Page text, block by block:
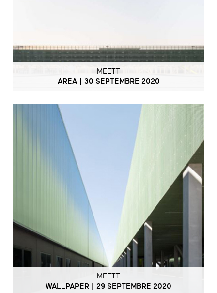
MEETT
AREA | 30 SEPTEMBRE 2020
MEETT
WALLPAPER | 29 SEPTEMBRE 2020